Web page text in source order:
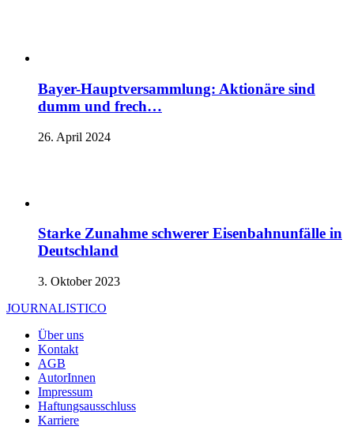
Bayer-Hauptversammlung: Aktionäre sind
dumm und frech…
26. April 2024
Starke Zunahme schwerer Eisenbahnunfälle in
Deutschland
3. Oktober 2023
JOURNALISTICO
Über uns
Kontakt
AGB
AutorInnen
Impressum
Haftungsausschluss
Karriere